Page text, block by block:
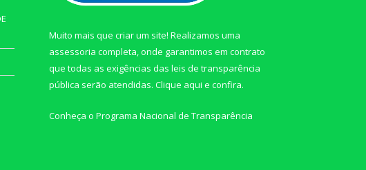
Muito mais que criar um site! Realizamos uma
assessoria completa, onde garantimos em contrato
que todas as exigências das leis de transparência
pública serão atendidas. Clique aqui e confira.
Conheça o Programa Nacional de Transparência